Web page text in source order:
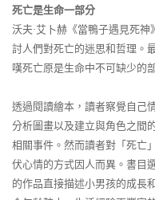
死亡是生命一部分
沃夫·艾卜赫《當鴨子遇見死
討人們對死亡的迷思和哲理。
嘆死亡原是生命中不可缺少的
透過閱讀繪本，讀者察覺自己
分析圖畫以及建立與角色之間
相關事件。然而讀者對「死亡
伏心情的方式因人而異。書目
的作品直接描述小男孩的成長